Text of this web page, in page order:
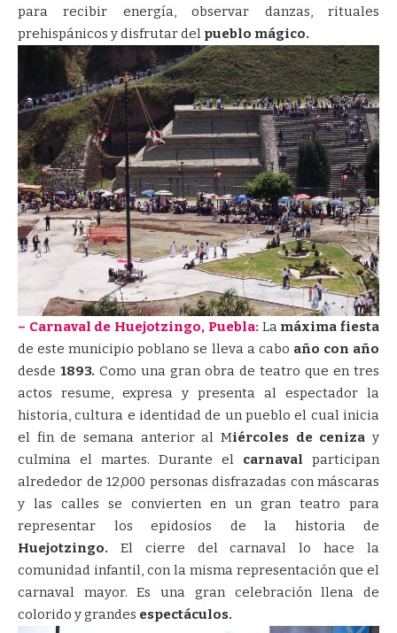
para recibir energía, observar danzas, rituales
prehispánicos y disfrutar del pueblo mágico.
– Carnaval de Huejotzingo, Puebla: La máxima fiesta
de este municipio poblano se lleva a cabo año con año
desde 1893. Como una gran obra de teatro que en tres
actos resume, expresa y presenta al espectador la
historia, cultura e identidad de un pueblo el cual inicia
el fin de semana anterior al Miércoles de ceniza y
culmina el martes. Durante el carnaval participan
alrededor de 12,000 personas disfrazadas con máscaras
y las calles se convierten en un gran teatro para
representar los epidosios de la historia de
Huejotzingo. El cierre del carnaval lo hace la
comunidad infantil, con la misma representación que el
carnaval mayor. Es una gran celebración llena de
colorido y grandes espectáculos.